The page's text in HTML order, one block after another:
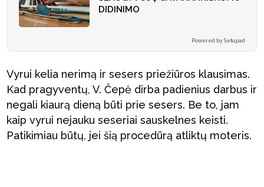
DIDINIMO
Powered by Setupad
Vyrui kelia nerimą ir sesers priežiūros klausimas.
Kad pragyventų, V. Čepė dirba padienius darbus ir
negali kiaurą dieną būti prie sesers. Be to, jam
kaip vyrui nejauku seseriai sauskelnes keisti.
Patikimiau būtų, jei šią procedūrą atliktų moteris.